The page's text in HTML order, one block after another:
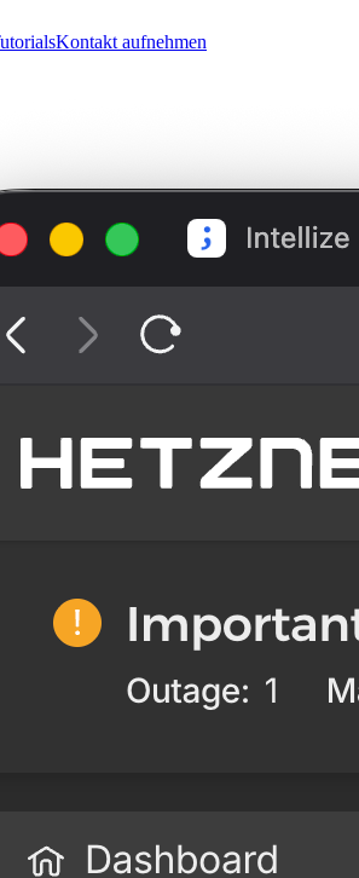
Kontakt aufnehmen